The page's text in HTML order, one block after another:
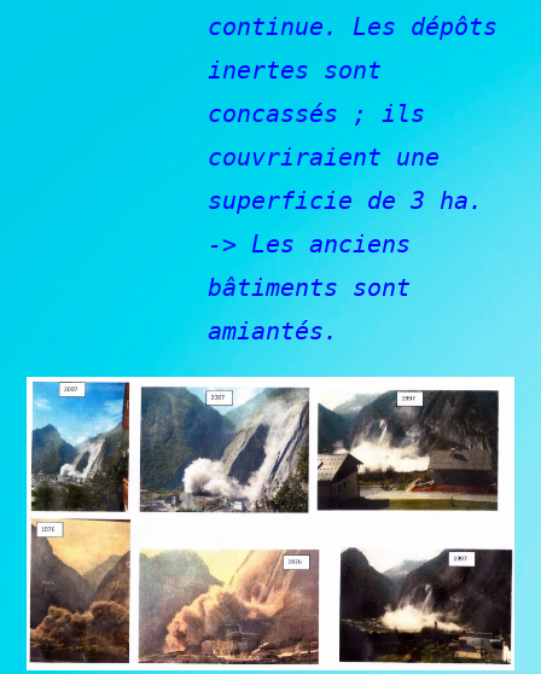
continue. Les dépôts
inertes sont
concassés ; ils
couvriraient une
superficie de 3 ha.
-> Les anciens
bâtiments sont
amiantés.